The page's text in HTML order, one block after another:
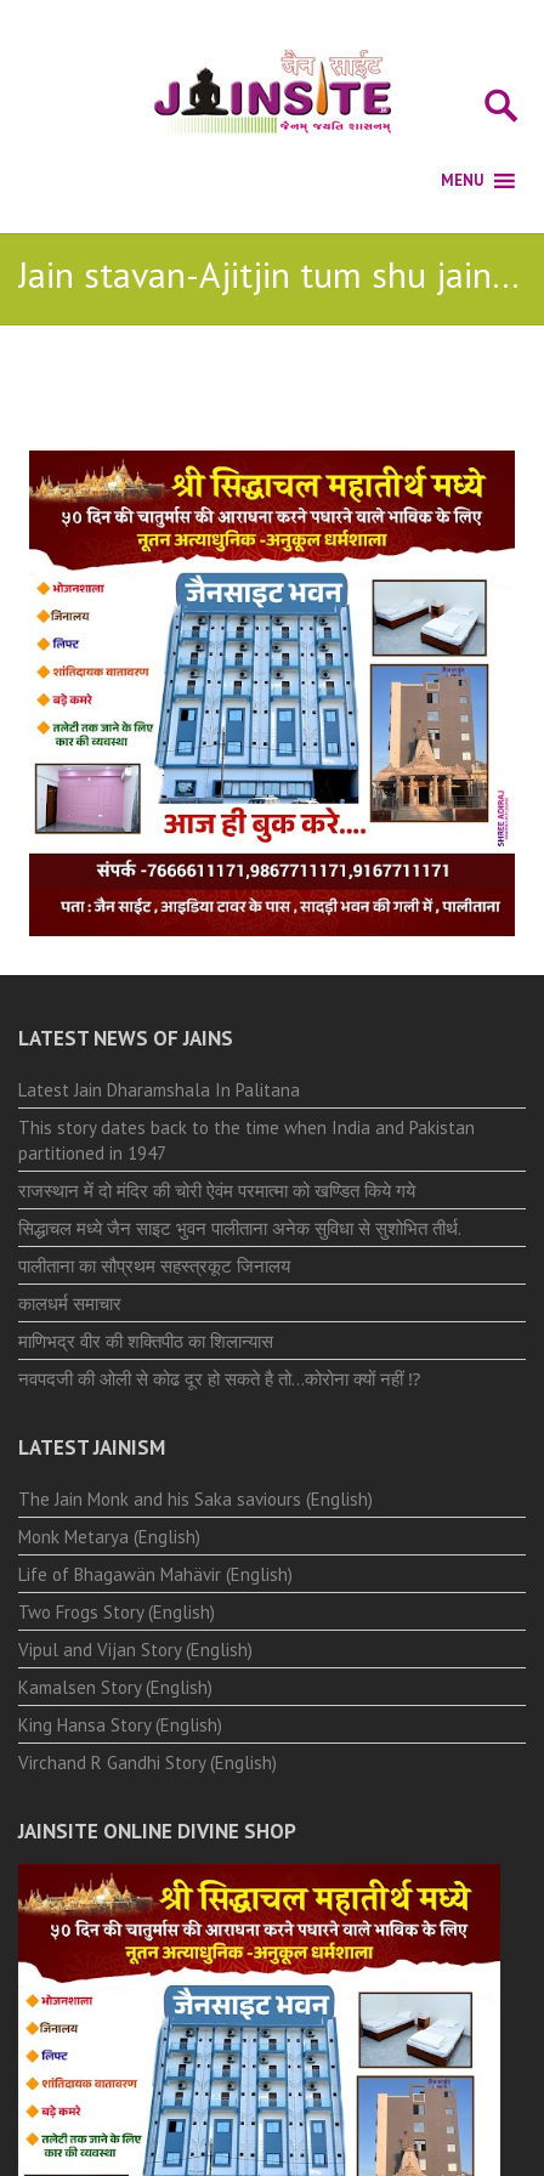
Jain stavan-Ajitjin tum shu jain mp3
LATEST NEWS OF JAINS
Latest Jain Dharamshala In Palitana
This story dates back to the time when India and Pakistan
partitioned in 1947
राजस्थान में दो मंदिर की चोरी ऐवंम परमात्मा को खण्डित किये गये
सिद्धाचल मध्ये जैन साइट भुवन पालीताना अनेक सुविधा से सुशोभित तीर्थ.
पालीताना का सौप्रथम सहस्त्रकूट जिनालय
कालधर्म समाचार
माणिभद्र वीर की शक्तिपीठ का शिलान्यास
नवपदजी की ओली से कोढ दूर हो सकते है तो…कोरोना क्यों नहीं ⁉️
LATEST JAINISM
The Jain Monk and his Saka saviours (English)
Monk Metarya (English)
Life of Bhagawän Mahävir (English)
Two Frogs Story (English)
Vipul and Vijan Story (English)
Kamalsen Story (English)
King Hansa Story (English)
Virchand R Gandhi Story (English)
JAINSITE ONLINE DIVINE SHOP